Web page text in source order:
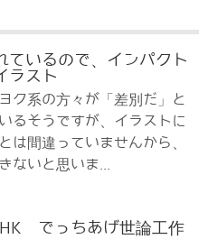
ているので、インパクト
ラスト
ク系の方々が「差別だ」と
るそうですが、イラストに
は間違っていませんから、
ないと思いま...
でっちあげ世論工作